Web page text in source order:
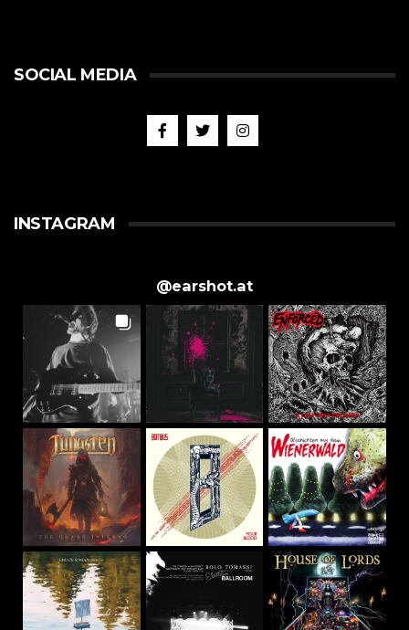
SOCIAL MEDIA
INSTAGRAM
@earshot.at